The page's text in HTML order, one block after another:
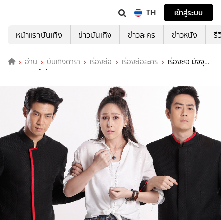
TH
เข้าสู่ระบบ
หน้าแรกบันเทิง
ข่าวบันเทิง ข่าวละคร ข่าวหนัง รี
อ่าน บันเทิงดารา เรื่องย่อ เรื่องย่อละคร
เรื่องย่อ มัจจุ
ราชฮอลิเดย์ ช่อง 8